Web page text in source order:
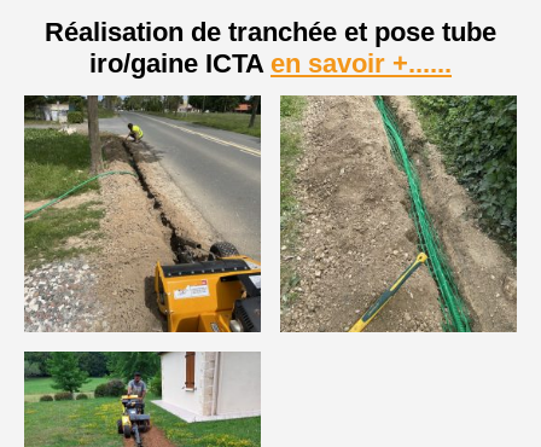
Réalisation de tranchée et pose tube
iro/gaine ICTA en savoir +......